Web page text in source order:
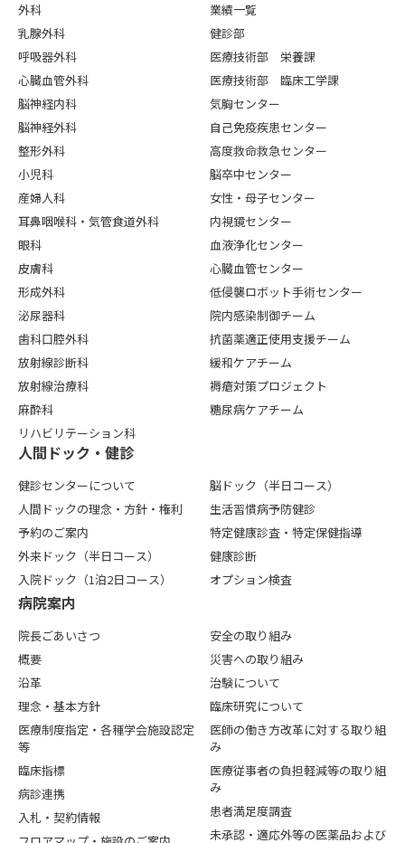
外科
乳腺外科
呼吸器外科
心臓血管外科
脳神経内科
脳神経外科
整形外科
小児科
産婦人科
耳鼻咽喉科・気管食道外科
眼科
皮膚科
形成外科
泌尿器科
歯科口腔外科
放射線診断科
放射線治療科
麻酔科
リハビリテーション科
業績一覧
健診部
医療技術部 栄養課
医療技術部 臨床工学課
気胸センター
自己免疫疾患センター
高度救命救急センター
脳卒中センター
女性・母子センター
内視鏡センター
血液浄化センター
心臓血管センター
低侵襲ロボット手術センター
院内感染制御チーム
抗菌薬適正使用支援チーム
緩和ケアチーム
褥瘡対策プロジェクト
糖尿病ケアチーム
⼈間ドック・健診
健診センターについて
人間ドックの理念・方針・権利
予約のご案内
外来ドック（半日コース）
入院ドック（1泊2日コース）
脳ドック（半日コース）
生活習慣病予防健診
特定健康診査・特定保健指導
健康診断
オプション検査
病院案内
院長ごあいさつ
概要
沿革
理念・基本方針
医療制度指定・各種学会施設認定
等
臨床指標
病診連携
入札・契約情報
安全の取り組み
災害への取り組み
治験について
臨床研究について
医師の働き方改革に対する取り組
み
医療従事者の負担軽減等の取り組
み
患者満足度調査
未承認・適応外等の医薬品および